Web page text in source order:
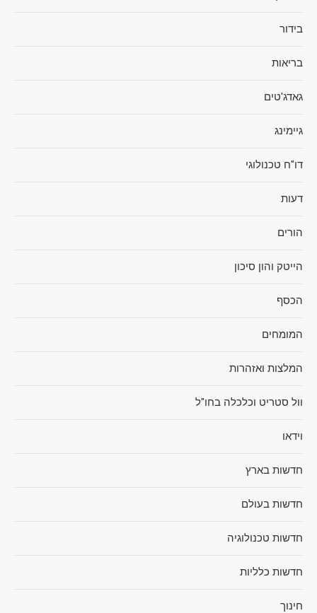
בידור
בריאות
גאדג'טים
גיימינג
דו"ח טכנולוגי
דעות
הורים
הייטק והון סיכון
הכסף
המומחים
המלצות ואזהרות
וול סטריט וכלכלה בחו"ל
וידאו
חדשות בארץ
חדשות בעולם
חדשות טכנולוגיה
חדשות כלליות
חינוך